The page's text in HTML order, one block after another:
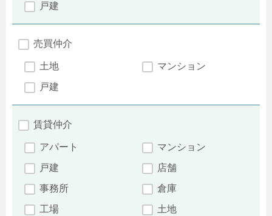
戸建
売買仲介
土地
マンション
戸建
賃貸仲介
アパート
マンション
戸建
店舗
事務所
倉庫
工場
土地